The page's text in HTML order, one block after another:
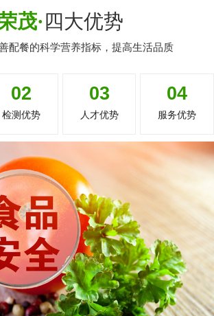
茂·四大优势
配餐的科学营养指标，提高生活品质
02
检测优势
03
人才优势
04
服务优势